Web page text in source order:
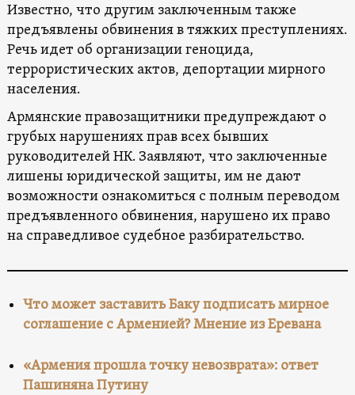
Известно, что другим заключенным также
предъявлены обвинения в тяжких преступлениях.
Речь идет об организации геноцида,
террористических актов, депортации мирного
населения.
Армянские правозащитники предупреждают о
грубых нарушениях прав всех бывших
руководителей НК. Заявляют, что заключенные
лишены юридической защиты, им не дают​
возможности ознакомиться с полным переводом
предъявленного обвинения, нарушено их право
на справедливое судебное разбирательство.
Что может заставить Баку подписать мирное
соглашение с Арменией? Мнение из Еревана
«Армения прошла точку невозврата»: ответ
Пашиняна Путину